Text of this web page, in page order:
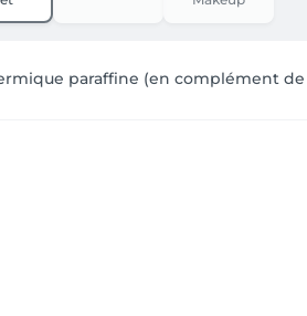
paraffine (en complément de